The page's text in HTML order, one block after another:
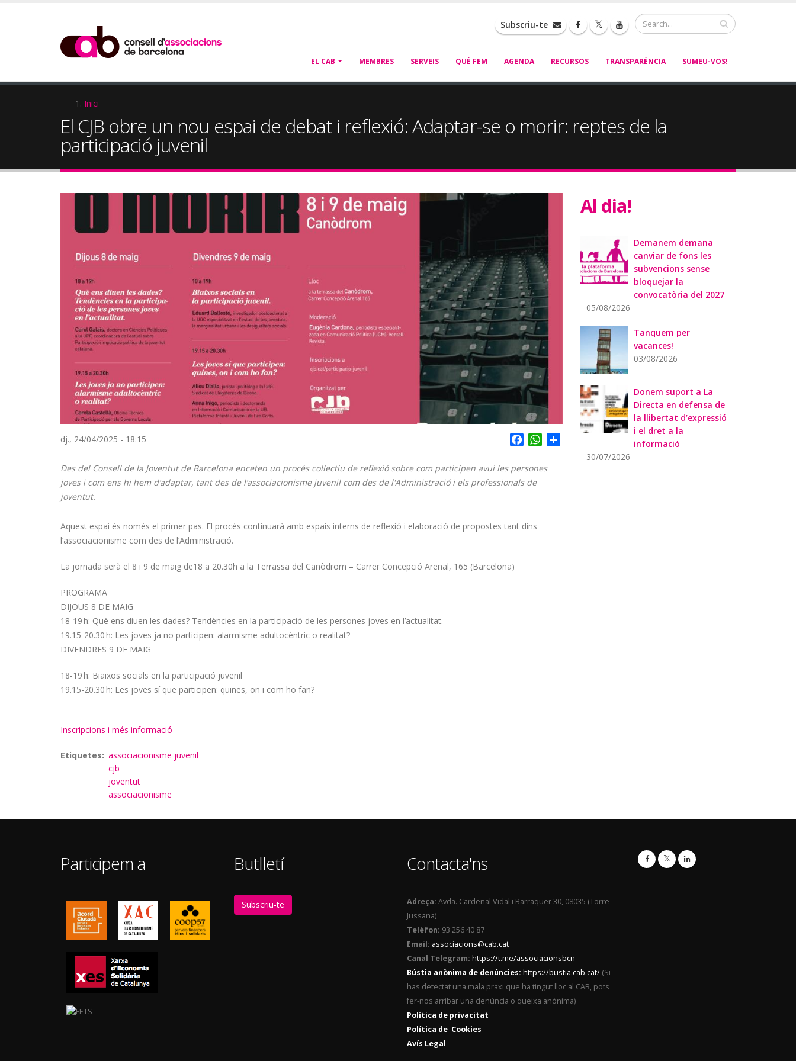
Cerca
Subscriu-te
Navegació
principal
EL CAB MEMBRES SERVEIS QUÈ FEM AGENDA RECURSOS TRANSPARÈNCIA SUMEU-VOS!
d'Ariadna
Inici
El CJB obre un nou espai de debat i reflexió: Adaptar-se o morir: reptes de la
participació juvenil
dj., 24/04/2025 - 18:15 FacebookWhatsApp
Des del Consell de la Joventut de Barcelona enceten un procés col·lectiu de reflexió sobre com participen avui les persones
joves i com ens hi hem d’adaptar, tant des de l’associacionisme juvenil com des de l'Administració i els professionals de
joventut.
Aquest espai és només el primer pas. El procés continuarà amb espais interns de reflexió i elaboració de propostes tant dins
l’associacionisme com des de l’Administració.
La jornada serà el 8 i 9 de maig de18 a 20.30h a la Terrassa del Canòdrom – Carrer Concepció Arenal, 165 (Barcelona)
PROGRAMA
DIJOUS 8 DE MAIG
18-19 h: Què ens diuen les dades? Tendències en la participació de les persones joves en l’actualitat.
19.15-20.30 h: Les joves ja no participen: alarmisme adultocèntric o realitat?
DIVENDRES 9 DE MAIG
18-19 h: Biaixos socials en la participació juvenil
19.15-20.30 h: Les joves sí que participen: quines, on i com ho fan?
Inscripcions i més informació
Etiquetes
associacionisme juvenil
cjb
joventut
associacionisme
Al dia!
Demanem demana
canviar de fons les
subvencions sense
bloquejar la
convocatòria del 2027
05/08/2026
Tanquem per
vacances!
03/08/2026
Donem suport a La
Directa en defensa de
la llibertat d’expressió
i el dret a la
informació
30/07/2026
Participem a Butlletí
Subscriu-te
Contacta'ns
Adreça: Avda. Cardenal Vidal i Barraquer 30, 08035 (Torre
Jussana)
Telèfon: 93 256 40 87
Email: associacions@cab.cat
Canal Telegram: https://t.me/associacionsbcn
Bústia anònima de denúncies: https://bustia.cab.cat/ (Si
has detectat una mala praxi que ha tingut lloc al CAB, pots
fer-nos arribar una denúncia o queixa anònima)
Política de privacitat
Política de Cookies
Avís Legal